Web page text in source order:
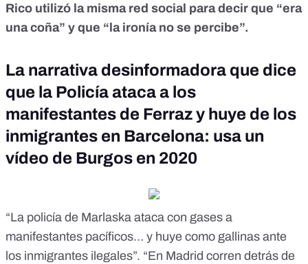
Rico utilizó la misma red social para decir que “era
una coña” y que “la ironía no se percibe”.
La narrativa desinformadora que dice
que la Policía ataca a los
manifestantes de Ferraz y huye de los
inmigrantes en Barcelona: usa un
vídeo de Burgos en 2020
“La policía de Marlaska ataca con gases a
manifestantes pacíficos… y huye como gallinas ante
los inmigrantes ilegales”. “En Madrid corren detrás de